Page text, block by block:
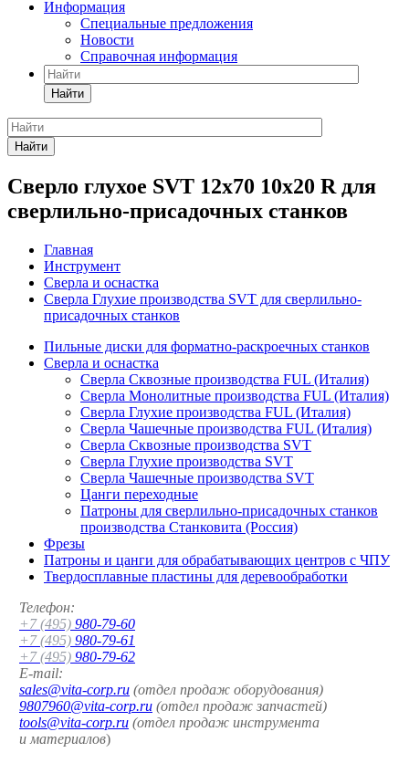
Информация
Специальные предложения
Новости
Справочная информация
Найти
Найти
Сверло глухое SVT 12х70 10х20 R для
сверлильно-присадочных станков
Главная
Инструмент
Сверла и оснастка
Сверла Глухие производства SVT для сверлильно-
присадочных станков
Пильные диски для форматно-раскроечных станков
Сверла и оснастка
Сверла Сквозные производства FUL (Италия)
Сверла Монолитные производства FUL (Италия)
Сверла Глухие производства FUL (Италия)
Сверла Чашечные производства FUL (Италия)
Сверла Сквозные производства SVT
Сверла Глухие производства SVT
Сверла Чашечные производства SVT
Цанги переходные
Патроны для сверлильно-присадочных станков
производства Станковита (Россия)
Фрезы
Патроны и цанги для обрабатывающих центров с ЧПУ
Твердосплавные пластины для деревообработки
Телефон:
+7 (495) 980-79-60
+7 (495) 980-79-61
+7 (495) 980-79-62
E-mail:
sales@vita-corp.ru (отдел продаж оборудования)
9807960@vita-corp.ru (отдел продаж запчастей)
tools@vita-corp.ru (отдел продаж инструмента
и материалов)